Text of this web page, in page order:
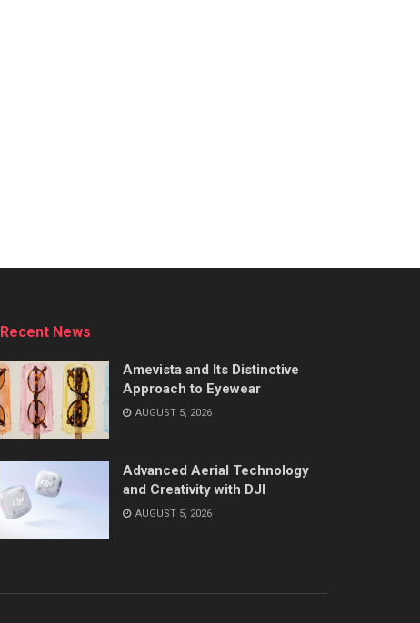
Recent News
Amevista and Its Distinctive
Approach to Eyewear
AUGUST 5, 2026
Advanced Aerial Technology
and Creativity with DJI
AUGUST 5, 2026